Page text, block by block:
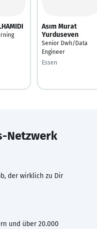
Asım Murat
Yurduseven
Senior Dwh/Data
Engineer
Essen
Netzwerk
der wirklich zu Dir
und über 20.000